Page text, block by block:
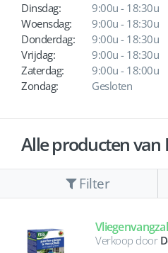
Dinsdag:
9:00u - 18:30u
Woensdag:
9:00u - 18:30u
Donderdag:
9:00u - 18:30u
Vrijdag:
9:00u - 18:30u
Zaterdag:
9:00u - 18:00u
Zondag:
Gesloten
Alle producten van
Filter
Verkoop door